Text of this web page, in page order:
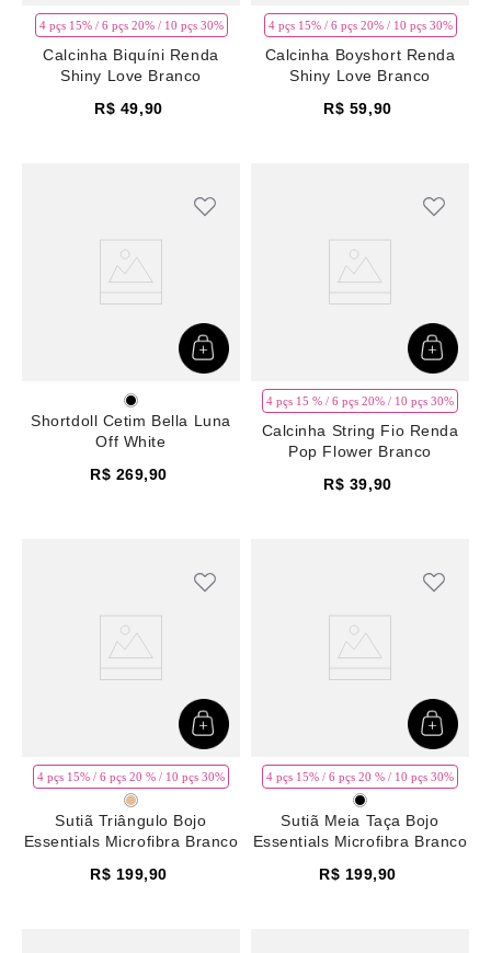
4 pçs 15% / 6 pçs 20% / 10 pçs 30%
Calcinha Biquíni Renda
Shiny Love Branco
R$ 49,90
4 pçs 15% / 6 pçs 20% / 10 pçs 30%
Calcinha Boyshort Renda
Shiny Love Branco
R$ 59,90
Shortdoll Cetim Bella Luna
Off White
R$ 269,90
4 pçs 15 % / 6 pçs 20% / 10 pçs 30%
Calcinha String Fio Renda
Pop Flower Branco
R$ 39,90
4 pçs 15% / 6 pçs 20 % / 10 pçs 30%
Sutiã Triângulo Bojo
Essentials Microfibra Branco
R$ 199,90
4 pçs 15% / 6 pçs 20 % / 10 pçs 30%
Sutiã Meia Taça Bojo
Essentials Microfibra Branco
R$ 199,90